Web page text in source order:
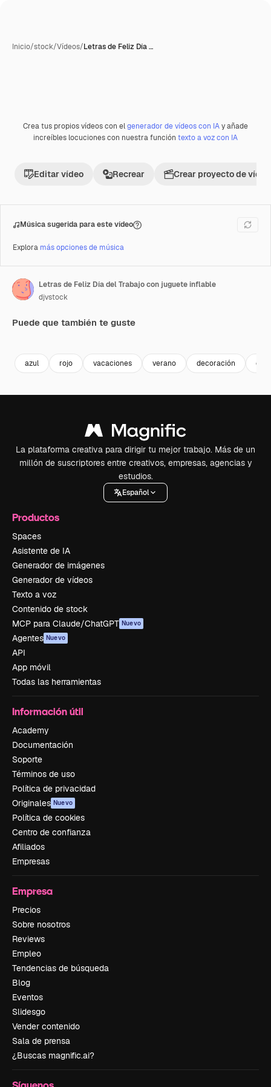
Inicio/stock/Vídeos/Letras de Feliz Día …
Premium
Crea tus propios vídeos con elgenerador de vídeos con IAy añade
increíbles locuciones con nuestra función texto a voz con IA
Editar vídeo Recrear Crear proyecto de vídeo
Música sugerida para este vídeo
Explora más opciones de música
Letras de Feliz Día del Trabajo con juguete inflable
djvstock
Puede que también te guste
azul rojo vacaciones verano decoración
La plataforma creativa para dirigir tu mejor trabajo. Más de un
millón de suscriptores entre creativos, empresas, agencias y
estudios.
Español
Productos
Spaces
Asistente de IA
Generador de imágenes
Generador de vídeos
Texto a voz
Contenido de stock
MCP para Claude/ChatGPT Nuevo
Agentes Nuevo
API
App móvil
Todas las herramientas
Información útil
Academy
Documentación
Soporte
Términos de uso
Política de privacidad
Originales Nuevo
Política de cookies
Centro de confianza
Afiliados
Empresas
Empresa
Precios
Sobre nosotros
Reviews
Empleo
Tendencias de búsqueda
Blog
Eventos
Slidesgo
Vender contenido
Sala de prensa
¿Buscas magnific.ai?